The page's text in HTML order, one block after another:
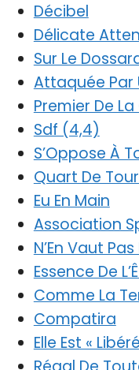
Décibel
Délicate
Sur Le
Attaquée Par
Premier De
Sdf (4,4)
S’Oppose À
Quart De
Eu En Main
Association
N’En Vaut
Essence De
Comme La
Compatira
Elle Est «